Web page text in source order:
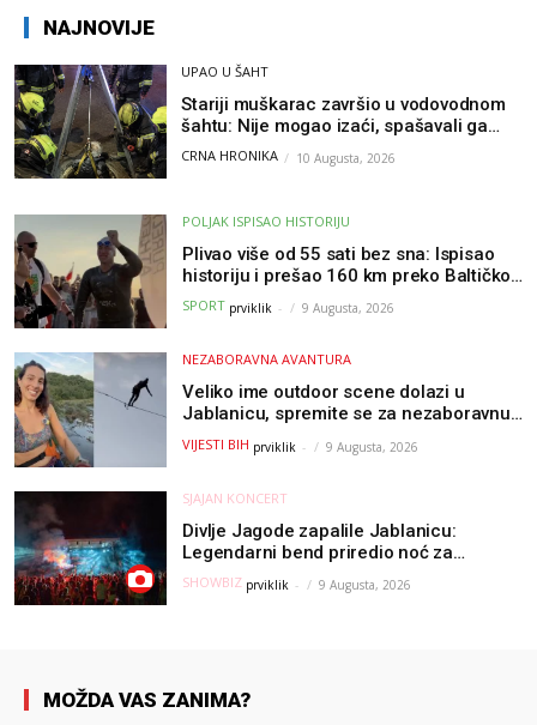
NAJNOVIJE
UPAO U ŠAHT
Stariji muškarac završio u vodovodnom
šahtu: Nije mogao izaći, spašavali ga
vatrogasci
CRNA HRONIKA 10 Augusta, 2026
POLJAK ISPISAO HISTORIJU
Plivao više od 55 sati bez sna: Ispisao
historiju i prešao 160 km preko Baltičkog
mora – a podvig posvetio djeci oboljeloj
od raka
SPORT prviklik - 9 Augusta, 2026
NEZABORAVNA AVANTURA
Veliko ime outdoor scene dolazi u
Jablanicu, spremite se za nezaboravnu
avanturu (VIDEO) !
VIJESTI BIH prviklik - 9 Augusta, 2026
SJAJAN KONCERT
Divlje Jagode zapalile Jablanicu:
Legendarni bend priredio noć za
pamćenje
SHOWBIZ prviklik - 9 Augusta, 2026
MOŽDA VAS ZANIMA?